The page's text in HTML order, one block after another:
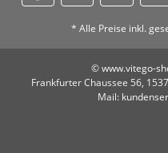
* Alle Preise inkl.
© www.vitego-
Frankfurter Chaussee 56,
Mail: